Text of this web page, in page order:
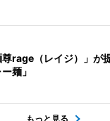
尊rage（レイジ）」が
麺」
もっと見る